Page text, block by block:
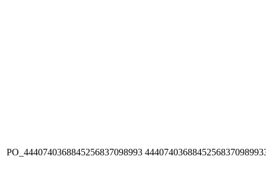
PO_4440740368845256837098993